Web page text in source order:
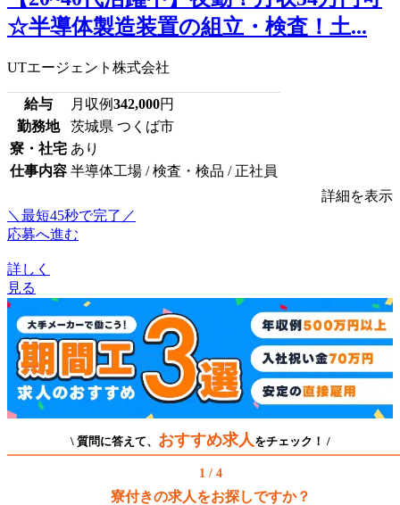
☆半導体製造装置の組立・検査！土...
UTエージェント株式会社
給与 月収例342,000円
勤務地
茨城県 つくば市
寮・社宅 あり
仕事内容 半導体工場 / 検査・検品 / 正社員
詳細を表示
＼最短45秒で完了／
応募へ進む
詳しく
見る
\ 質問に答えて、 おすすめ求人 をチェック！ /
1 / 4
寮付きの求人をお探しですか？